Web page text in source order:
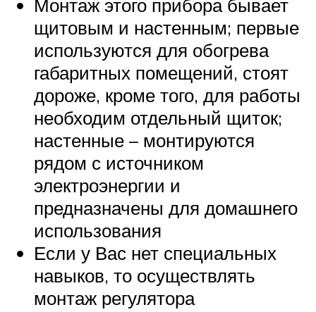
Монтаж этого прибора бывает
щитовым и настенным; первые
используются для обогрева
габаритных помещений, стоят
дороже, кроме того, для работы
необходим отдельный щиток;
настенные – монтируются
рядом с источником
электроэнергии и
предназначены для домашнего
использования
Если у Вас нет специальных
навыков, то осуществлять
монтаж регулятора